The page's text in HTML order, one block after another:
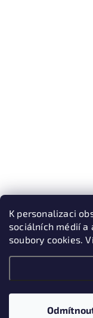
K personalizaci
sociálních médií a
soubory cookies.